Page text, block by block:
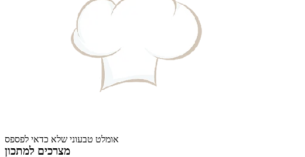
אומלט טבעוני שלא כדאי לפספס
מצרכים למתכון